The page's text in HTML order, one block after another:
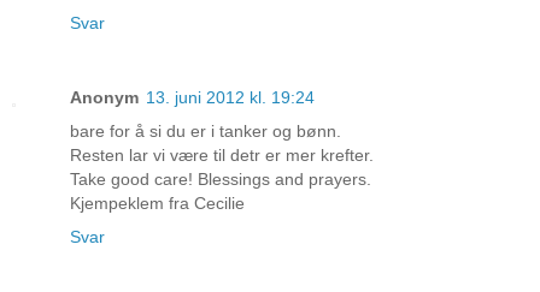
Svar
Anonym 13. juni 2012 kl. 19:24
bare for å si du er i tanker og bønn.
Resten lar vi være til detr er mer krefter.
Take good care! Blessings and prayers.
Kjempeklem fra Cecilie
Svar